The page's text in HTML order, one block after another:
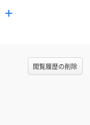
閲覧履歴の削除